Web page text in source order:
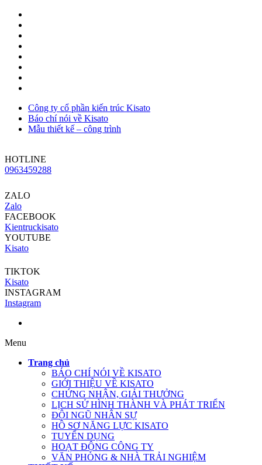
Công ty cổ phần kiến trúc Kisato
Báo chí nói về Kisato
Mẫu thiết kế – công trình
HOTLINE
0963459288
ZALO
Zalo
FACEBOOK
Kientruckisato
YOUTUBE
Kisato
TIKTOK
Kisato
INSTAGRAM
Instagram
Menu
Trang chủ
BÁO CHÍ NÓI VỀ KISATO
GIỚI THIỆU VỀ KISATO
CHỨNG NHẬN, GIẢI THƯỞNG
LỊCH SỬ HÌNH THÀNH VÀ PHÁT TRIỂN
ĐỘI NGŨ NHÂN SỰ
HỒ SƠ NĂNG LỰC KISATO
TUYỂN DỤNG
HOẠT ĐỘNG CÔNG TY
VĂN PHÒNG & NHÀ TRẢI NGHIỆM